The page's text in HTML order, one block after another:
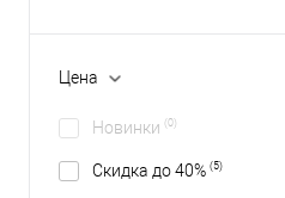
Цена
Новинки (0)
Скидка до 40% (5)